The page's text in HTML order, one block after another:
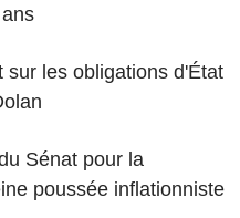
sur les obligations d'État
Sénat pour la
poussée inflationniste